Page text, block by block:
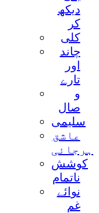
ديکھ
کر
کلی
چاند
اور
تارے
و
صال
سليمی
عاشق
ہرجائی
کوشش
ناتمام
نوائے
غم